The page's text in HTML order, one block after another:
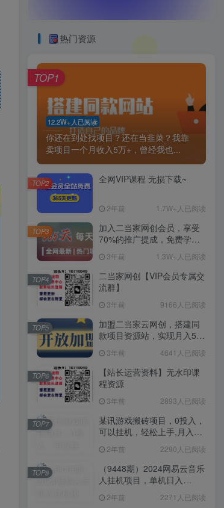
热门资源
12.2W+人已阅读
你还在到处找项目？还在当韭菜？我靠
卖项目一个月收入5万+，曾经我也...
TOP1
全网VIP课程 无损下载~
2年前 1.7W+人已阅读
TOP2
加入二当家网创会员，享受
70%的推广提成，免费学习
大神。
3年前 1.3W+人已阅读
TOP3
二当家网创【VIP会员专属交
流群】
3年前 9166人已阅读
TOP4
加盟二当家云网创，搭建同
款项目资源站，实现月入5万
3年前 4641人已阅读
TOP5
【站长运营资料】无水印课
程资源
3年前 2893人已阅读
TOP6
某讯游戏搬砖项目，0投入，
可以挂机，轻松上手,月入
2年前 2290人已阅读
TOP7
（9448期）2024网易云音乐
人挂机项目，单机日入
2年前 2271人已阅读
TOP8